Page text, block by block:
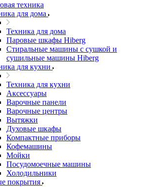
техника
для дома
Техника для дома
Паровые шкафы Hiberg
Стиральные машины с сушкой и
сушильные машины Hiberg
для кухни
Техника для кухни
Аксессуары
Варочные панели
Варочные центры
Вытяжки
Духовые шкафы
Компактные приборы
Кофемашины
Мойки
Посудомоечные машины
Холодильники
покрытия